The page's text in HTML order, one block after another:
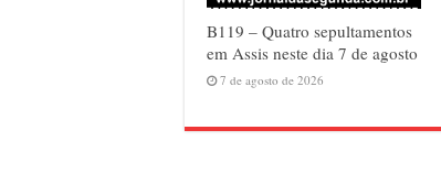
B119 – Quatro sepultamentos
em Assis neste dia 7 de agosto
7 de agosto de 2026